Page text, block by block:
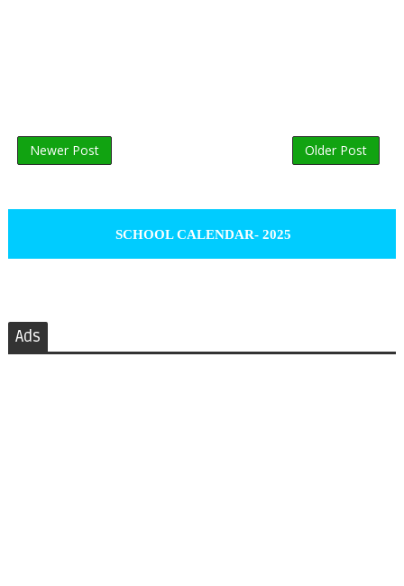
Newer Post Older Post
SCHOOL CALENDAR- 2025
Ads